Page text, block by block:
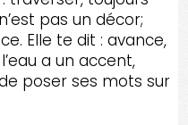
pas un décor;
Elle te dit : avance,
a un accent,
poser ses mots sur